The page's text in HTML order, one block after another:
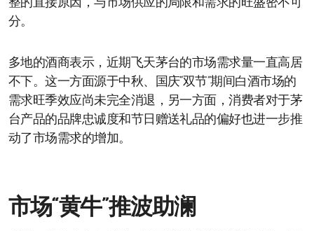
整的直接原因，与市场供应的局限和需求的旺盛密不可
分。
多地的酒商表示，近期飞天茅台的市场需求量一直高居
不下。这一方面源于中秋、国庆“双节”期间白酒市场的
需求旺季效应尚未完全消退，另一方面，消费者对于茅
台产品的品牌忠诚度和节日赠送礼品的偏好也进一步推
动了市场需求的增加。
市场“黄牛”推波助澜